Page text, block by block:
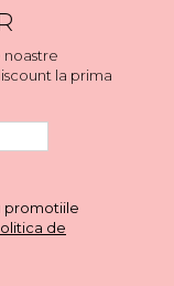
la prima
promotiile
de